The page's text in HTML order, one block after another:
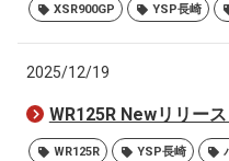
XSR900GP YSP長崎
2025/12/19
WR125R Newリリー
WR125R YSP長崎